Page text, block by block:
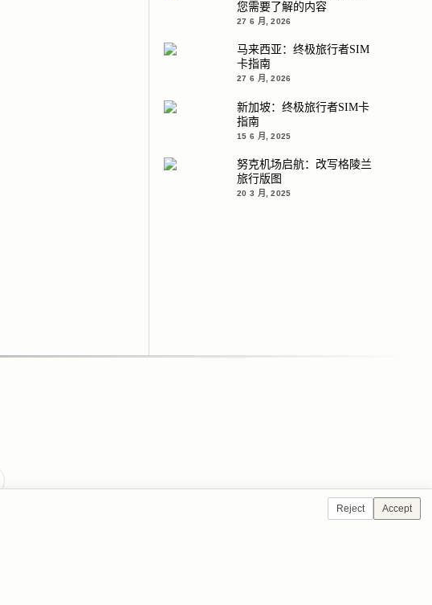
您需要了解的内容
27 6 月, 2026
马来西亚：终极旅行者SIM
卡指南
27 6 月, 2026
新加坡：终极旅行者SIM卡
指南
15 6 月, 2025
努克机场启航：改写格陵兰
旅行版图
20 3 月, 2025
Reject Accept